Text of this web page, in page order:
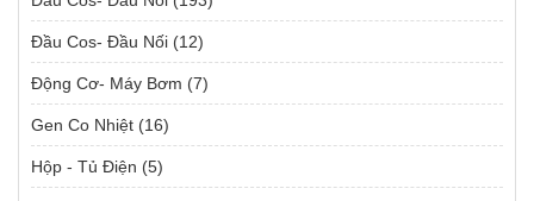
Đầu Cos- Đầu Nối (12)
Động Cơ- Máy Bơm (7)
Gen Co Nhiệt (16)
Hộp - Tủ Điện (5)